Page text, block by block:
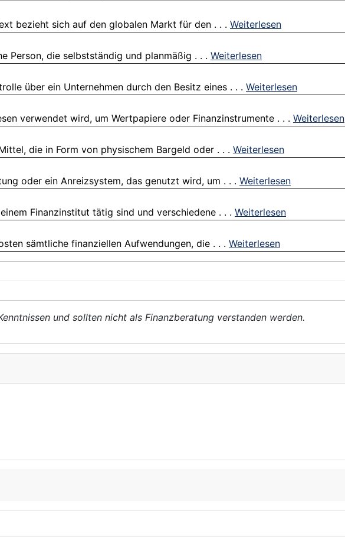
bezieht sich auf den globalen Markt für den . . . Weiterlesen
Person, die selbstständig und planmäßig . . . Weiterlesen
über ein Unternehmen durch den Besitz eines . . . Weiterlesen
verwendet wird, um Wertpapiere oder Finanzinstrumente . . . Weiterlesen
die in Form von physischem Bargeld oder . . . Weiterlesen
oder ein Anreizsystem, das genutzt wird, um . . . Weiterlesen
Finanzinstitut tätig sind und verschiedene . . . Weiterlesen
sämtliche finanziellen Aufwendungen, die . . . Weiterlesen
und sollten nicht als Finanzberatung verstanden werden.